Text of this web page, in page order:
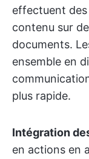
effectuent
contenu sur
documents.
ensemble en
plus rapide.
Intégration
en actions en